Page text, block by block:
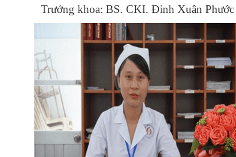
Bướu (01-01-2020)
(06/9/2020)
(01-01-2020)
HS (13-08-2025)
Trưởng khoa: BS. CKI. Đinh Xuân Phước